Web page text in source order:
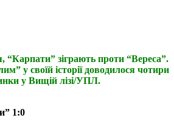
“Карпати” зіграють проти “Вереса”.
у своїй історії доводилося чотири
у Вищій лізі/УПЛ.
1:0